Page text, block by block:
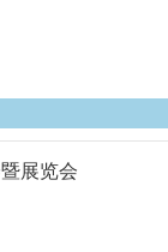
展览会